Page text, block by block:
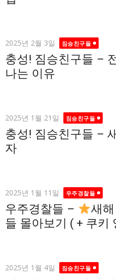
Posted
on
2025년 2월 3일 짐승친구들
충성! 짐승친구들 –
나는 이유
Posted
on
2025년 1월 21일 짐승친구들
충성! 짐승친구들 –
자
Posted
on
2025년 1월 11일 우주경찰들
우주경찰들 – 새
들 몰아보기 ( + 쿠키
Posted
2025년 1월 4일 짐승친구들